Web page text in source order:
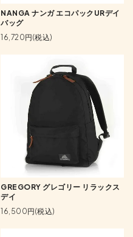
NANGA ナンガ エコパックURデイ
バッグ
16,720円(税込)
GREGORY グレゴリー リラックス
デイ
16,500円(税込)